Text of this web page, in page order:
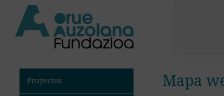
Proyectos Mapa